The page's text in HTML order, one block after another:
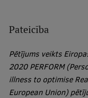
Pateicība
Pētījums veikts
2020 PERFORM
illness to optimise
European Union)